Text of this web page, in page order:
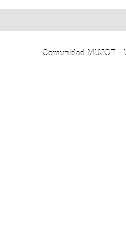
Comunidad MUJOT -